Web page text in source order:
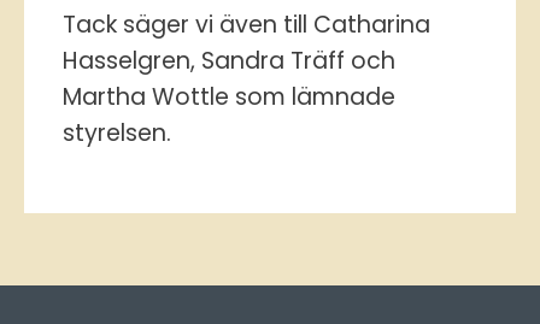
Tack säger vi även till Catharina
Hasselgren, Sandra Träff och
Martha Wottle som lämnade
styrelsen.